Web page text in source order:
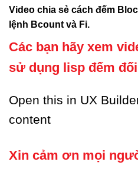
Video chia sẻ cách đếm
lệnh Bcount và Fi.
Các bạn hãy xem
sử dụng lisp đếm
Open this in UX
content
Xin cảm ơn mọi